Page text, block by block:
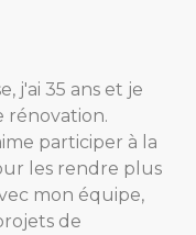
j'ai 35 ans et je
rénovation.
participer à la
les rendre plus
mon équipe,
de